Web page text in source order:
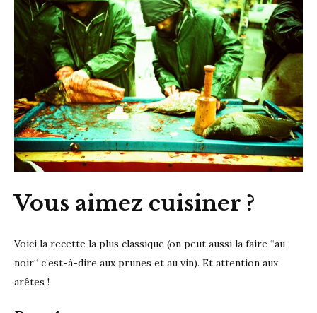
Vous aimez cuisiner ?
Voici la recette la plus classique (on peut aussi la faire “au
noir“ c’est-à-dire aux prunes et au vin). Et attention aux
arêtes !